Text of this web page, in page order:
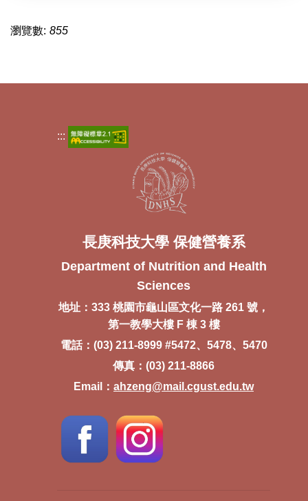
瀏覽數: 855
:::
長庚科技大學 保健營養系
Department of Nutrition and Health
Sciences
地址：333 桃園市龜山區文化一路 261 號，
第一教學大樓 F 棟 3 樓
電話：(03) 211-8999 #5472、5478、5470
傳真：(03) 211-8866
Email： ahzeng@mail.cgust.edu.tw